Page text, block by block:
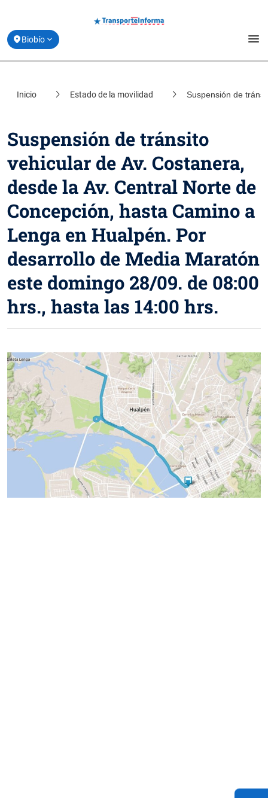
Biobío menu
Derribando Mitos
Centro de ayuda
Acerca de Transporte Informa
location_onSantiago
location_on
location_on Valparaíso
location_onLos Lagos
Inicio Estado de la movilidad Suspensión de
Suspensión de tránsito
vehicular de Av. Costanera,
desde la Av. Central Norte de
Concepción, hasta Camino a
Lenga en Hualpén. Por
desarrollo de Media Maratón
este domingo 28/09. de 08:00
hrs., hasta las 14:00 hrs.